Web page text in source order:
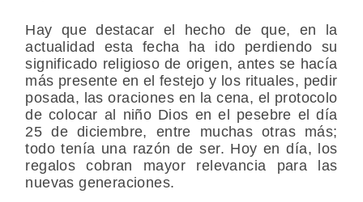
Hay que destacar el hecho de que, en la
actualidad esta fecha ha ido perdiendo su
significado religioso de origen, antes se hacía
más presente en el festejo y los rituales, pedir
posada, las oraciones en la cena, el protocolo
de colocar al niño Dios en el pesebre el día
25 de diciembre, entre muchas otras más;
todo tenía una razón de ser. Hoy en día, los
regalos cobran mayor relevancia para las
nuevas generaciones.